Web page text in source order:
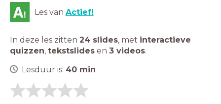
Les van Actief!
In deze les zitten 24 slides, met interactieve
quizzen, tekstslides en 3 videos.
Lesduur is: 40 min